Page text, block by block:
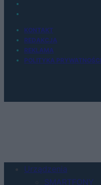
KONTAKT
REDAKCJA
REKLAMA
POLITYKA PRYWATNOŚCI
Urządzenia
SMARTFONY